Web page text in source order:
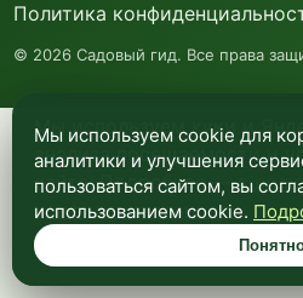
Мы используем куки и
анализа посещаемости и
сайта. Подробнее —в
конфиденциальности.
Политика
© 2026 Садовый гид. Все права
Мы используем cookie для
аналитики и улучшения
пользоваться сайтом, вы
использованием cookie.